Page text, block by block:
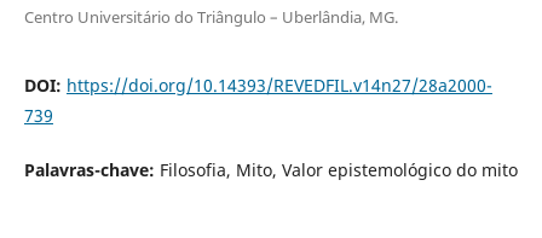
Centro Universitário do Triângulo – Uberlândia, MG.
DOI: https://doi.org/10.14393/REVEDFIL.v14n27/28a2000-
739
Palavras-chave: Filosofia, Mito, Valor epistemológico do mito